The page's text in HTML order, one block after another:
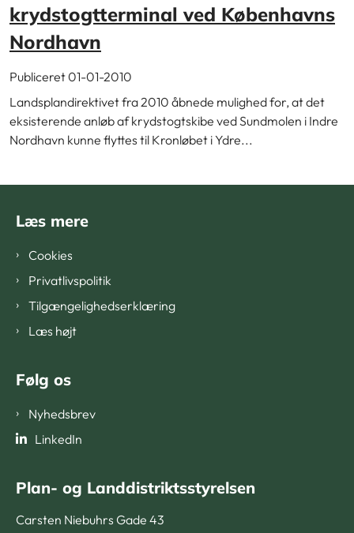
krydstogtterminal ved Københavns
Nordhavn
Publiceret 01-01-2010
Landsplandirektivet fra 2010 åbnede mulighed for, at det
eksisterende anløb af krydstogtskibe ved Sundmolen i Indre
Nordhavn kunne flyttes til Kronløbet i Ydre...
Læs mere
Cookies
Privatlivspolitik
Tilgængelighedserklæring
Læs højt
Følg os
Nyhedsbrev
LinkedIn
Plan- og Landdistriktsstyrelsen
Carsten Niebuhrs Gade 43